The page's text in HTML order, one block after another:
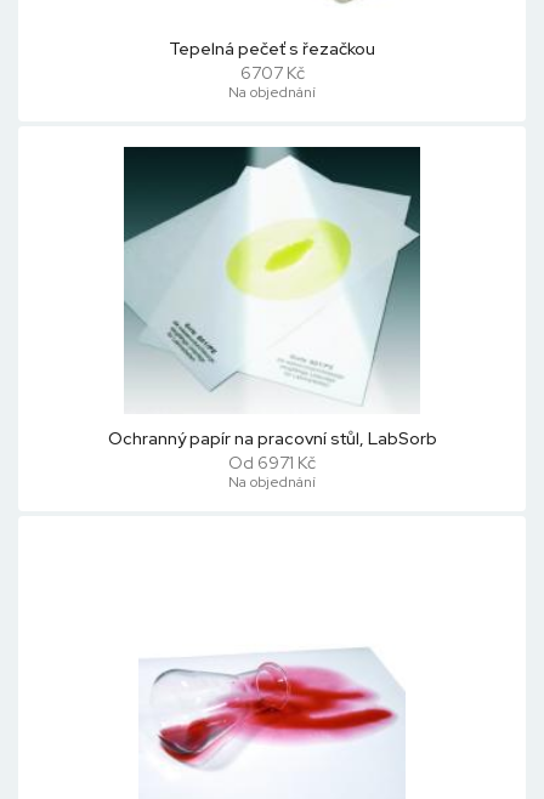
Tepelná pečeť s řezačkou
6707 Kč
Na objednání
Ochranný papír na pracovní stůl, LabSorb
Od 6971 Kč
Na objednání